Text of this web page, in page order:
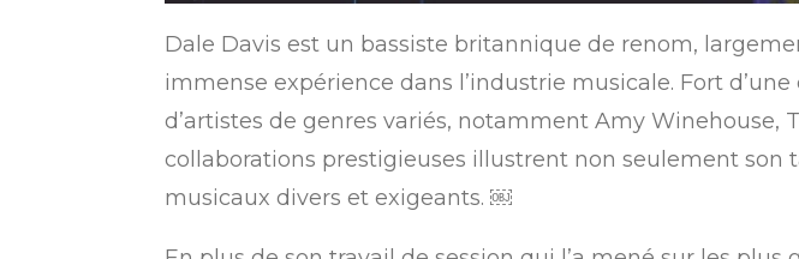
Dale Davis est un bassiste britannique de renom,
immense expérience dans l’industrie musicale. Fort
d’artistes de genres variés, notamment Amy Winehouse,
collaborations prestigieuses illustrent non seulement son
musicaux divers et exigeants. ￼